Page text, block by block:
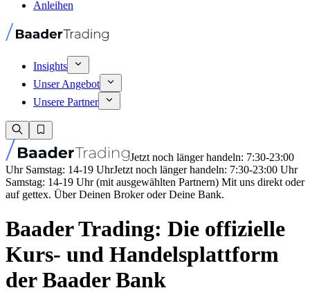
Anleihen
Insights
Unser Angebot
Unsere Partner
Jetzt noch länger handeln: 7:30-23:00
Uhr Samstag: 14-19 UhrJetzt noch länger handeln: 7:30-23:00 Uhr
Samstag: 14-19 Uhr (mit ausgewählten Partnern) Mit uns direkt oder
auf gettex. Über Deinen Broker oder Deine Bank.
Baader Trading: Die offizielle
Kurs- und Handelsplattform
der Baader Bank